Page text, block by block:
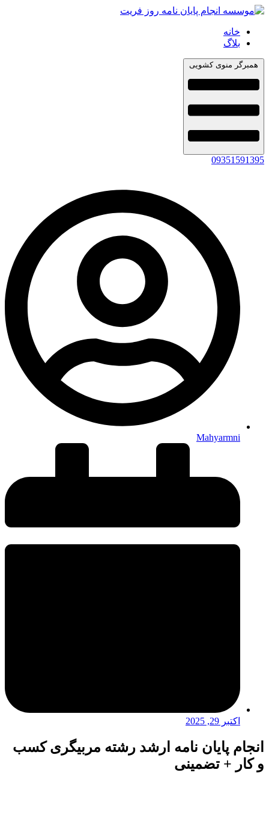
خانه
بلاگ
همبرگر منوی کشویی
09351591395
Mahyarmni
اکتبر 29, 2025
انجام پایان نامه ارشد رشته مربیگری کسب
و کار + تضمینی